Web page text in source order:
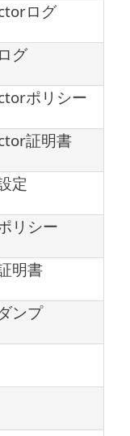
ログ
グ
ポリシー
証明書
定
リシー
明書
ンプ